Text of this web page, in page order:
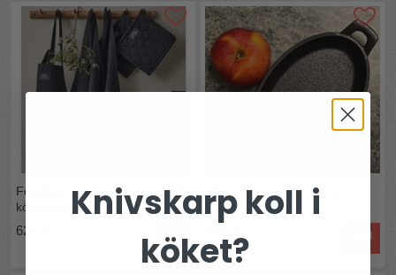
Förkläde, grytlappar,
kökshanddukar i set svart
625 kr
Minipanna i gjutjärn oval
mindre Pillivuyt
Knivskarp koll i
köket?